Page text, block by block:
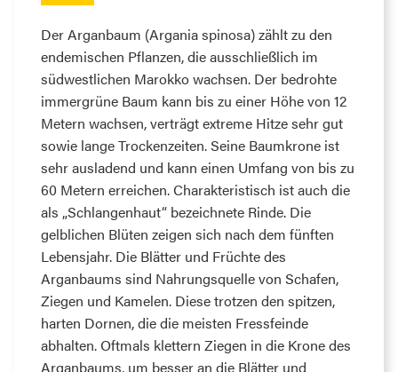
Der Arganbaum (Argania spinosa) zählt zu den
endemischen Pflanzen, die ausschließlich im
südwestlichen Marokko wachsen. Der bedrohte
immergrüne Baum kann bis zu einer Höhe von 12
Metern wachsen, verträgt extreme Hitze sehr gut
sowie lange Trockenzeiten. Seine Baumkrone ist
sehr ausladend und kann einen Umfang von bis zu
60 Metern erreichen. Charakteristisch ist auch die
als „Schlangenhaut“ bezeichnete Rinde. Die
gelblichen Blüten zeigen sich nach dem fünften
Lebensjahr. Die Blätter und Früchte des
Arganbaums sind Nahrungsquelle von Schafen,
Ziegen und Kamelen. Diese trotzen den spitzen,
harten Dornen, die die meisten Fressfeinde
abhalten. Oftmals klettern Ziegen in die Krone des
Arganbaums, um besser an die Blätter und